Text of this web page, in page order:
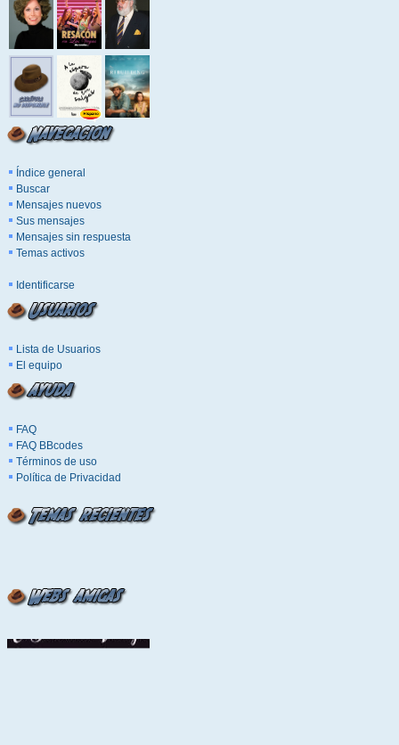
Índice general
Buscar
Mensajes nuevos
Sus mensajes
Mensajes sin respuesta
Temas activos
Identificarse
Lista de Usuarios
El equipo
FAQ
FAQ BBcodes
Términos de uso
Política de Privacidad